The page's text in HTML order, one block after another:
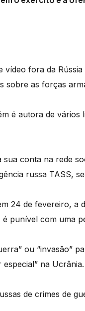
vídeo fora da
sobre as forças
é autora de
conta na rede
russa TASS,
24 de fevereiro, a
punível com uma
ou “invasão”
na Ucrânia.
de crimes de